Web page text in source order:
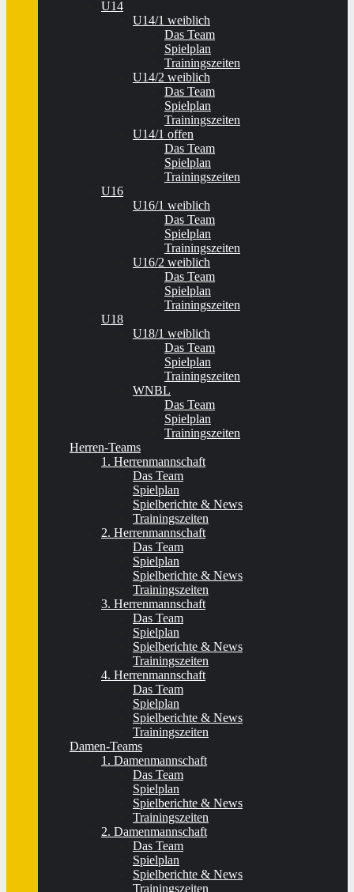
U14
U14/1 weiblich
Das Team
Spielplan
Trainingszeiten
U14/2 weiblich
Das Team
Spielplan
Trainingszeiten
U14/1 offen
Das Team
Spielplan
Trainingszeiten
U16
U16/1 weiblich
Das Team
Spielplan
Trainingszeiten
U16/2 weiblich
Das Team
Spielplan
Trainingszeiten
U18
U18/1 weiblich
Das Team
Spielplan
Trainingszeiten
WNBL
Das Team
Spielplan
Trainingszeiten
Herren-Teams
1. Herrenmannschaft
Das Team
Spielplan
Spielberichte & News
Trainingszeiten
2. Herrenmannschaft
Das Team
Spielplan
Spielberichte & News
Trainingszeiten
3. Herrenmannschaft
Das Team
Spielplan
Spielberichte & News
Trainingszeiten
4. Herrenmannschaft
Das Team
Spielplan
Spielberichte & News
Trainingszeiten
Damen-Teams
1. Damenmannschaft
Das Team
Spielplan
Spielberichte & News
Trainingszeiten
2. Damenmannschaft
Das Team
Spielplan
Spielberichte & News
Trainingszeiten